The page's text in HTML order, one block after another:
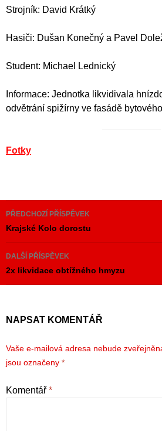
Strojník: David Krátký
Hasiči: Dušan Konečný a Pavel
Student: Michael Lednický
Informace: Jednotka likvidivala
odvětrání spižírny ve fasádě
Fotky
Navigace
pro
příspěvky
PŘEDCHOZÍ PŘÍSPĚVEK
Krajské Kolo dorostu
DALŠÍ PŘÍSPĚVEK
2x likvidace obtížného hmyzu
NAPSAT KOMENTÁŘ
Vaše e-mailová adresa nebude
jsou označeny *
Komentář *